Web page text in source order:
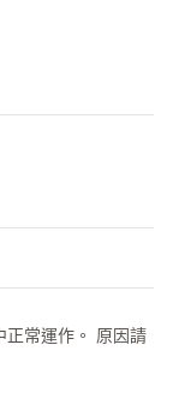
正常運作。 原因請